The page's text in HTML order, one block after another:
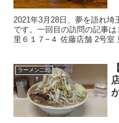
2021年3月28日、夢を語れ
です。一回目の訪問の記事
里６１７−４ 佐藤店舗 2号室
ラーメン二郎